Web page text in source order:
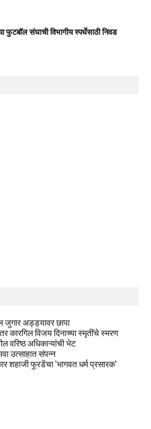
फुटबॉल संघाची विभागीय स्पर्धेसाठी निवड
जुगार अड्ड्यावर छापा
कारगिल विजय दिनाच्या स्मृतींचे स्मरण
वरिष्ठ अधिकाऱ्यांची भेट
उत्साहात संपन्न
शहाजी फुरडेंचा 'भागवत धर्म प्रसारक'